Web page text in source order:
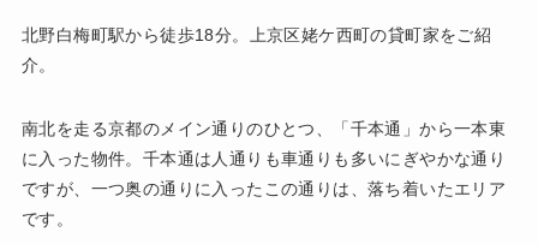
北野白梅町駅から徒歩18分。上京区姥ケ西町の貸町家をご紹
介。
南北を走る京都のメイン通りのひとつ、「千本通」から一本東
に入った物件。千本通は人通りも車通りも多いにぎやかな通り
ですが、一つ奥の通りに入ったこの通りは、落ち着いたエリア
です。